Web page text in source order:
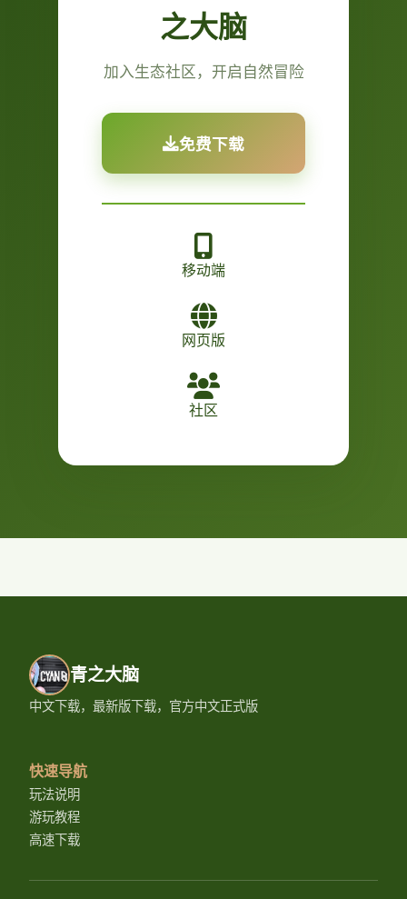
之大脑
加入生态社区，开启自然冒险
免费下载
移动端
网页版
社区
青之大脑
中文下载，最新版下载，官方中文正式版
快速导航
玩法说明
游玩教程
高速下载